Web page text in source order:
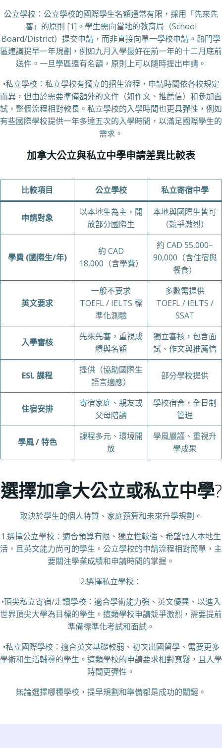
公立學校：公立學校的國際學生名額通常有限，採用「先來先
審」的原則 [1]。學生需向當地的教育局（School
Board/District）提交申請，而非直接向單一學校申請。熱門學
區建議提早一年規劃，例如九月入學最好在前一年的十二月底前
送件。一旦學區還有名額，原則上可以隨時提出申請。
•私立學校：私立學校有獨立的招生流程，申請時間依各校規定
而異，但由於需要準備額外的文件（如作文、推薦信）和參加面
試，整個流程相對較長。私立學校的入學時間也更具彈性，例如
有些國際學校提供一年多達五次的入學時間，以滿足國際學生的
需求。
加拿大公立與私立中學申請差異比較表
比較項目 公立學校 私立寄宿中學
申請對象
以本地生為主，開
放部分國際生
本地與國際生皆可
（競爭激烈）
學費 (國際生/年)
約 CAD
18,000（含學費）
約 CAD 55,000–
90,000（含住宿與
餐食）
英文要求
一般不要求
TOEFL / IELTS 標
準化測驗
多數需提供
TOEFL / IELTS /
SSAT
入學審核
先來先審，重視成
績與名額
獨立審核，包含面
試、作文與推薦信
ESL 課程
提供（協助國際生
語言適應）
部分學校提供
住宿安排
寄宿家庭、親友或
父母陪讀
學校宿舍，全日制
管理
學風 / 特色
課程多元、環境開
放
學風嚴謹、重視升
學成果
選擇加拿大公立或私立中學?
取決於學生的個人特質、家庭預算和未來升學規劃。
1.選擇公立學校：適合預算有限、獨立性較強、希望融入本地生
活，且英文能力尚可的學生。公立學校的申請流程相對簡單，主
要關注學業成績和申請時間的掌握。
2.選擇私立學校：
•頂尖私立寄宿/走讀學校：適合學術能力強、英文優異、以進入
世界頂尖大學為目標的學生。這類學校申請競爭激烈，需要提前
準備標準化考試和面試。
•私立國際學校：適合英文基礎較弱、初次出國留學、需要更多
學術和生活輔導的學生。這類學校的申請要求相對寬鬆，且入學
時間更彈性。
無論選擇哪種學校，提早規劃和準備都是成功的關鍵。